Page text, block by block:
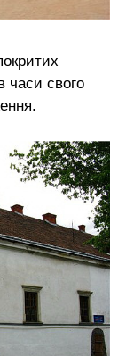
часи свого